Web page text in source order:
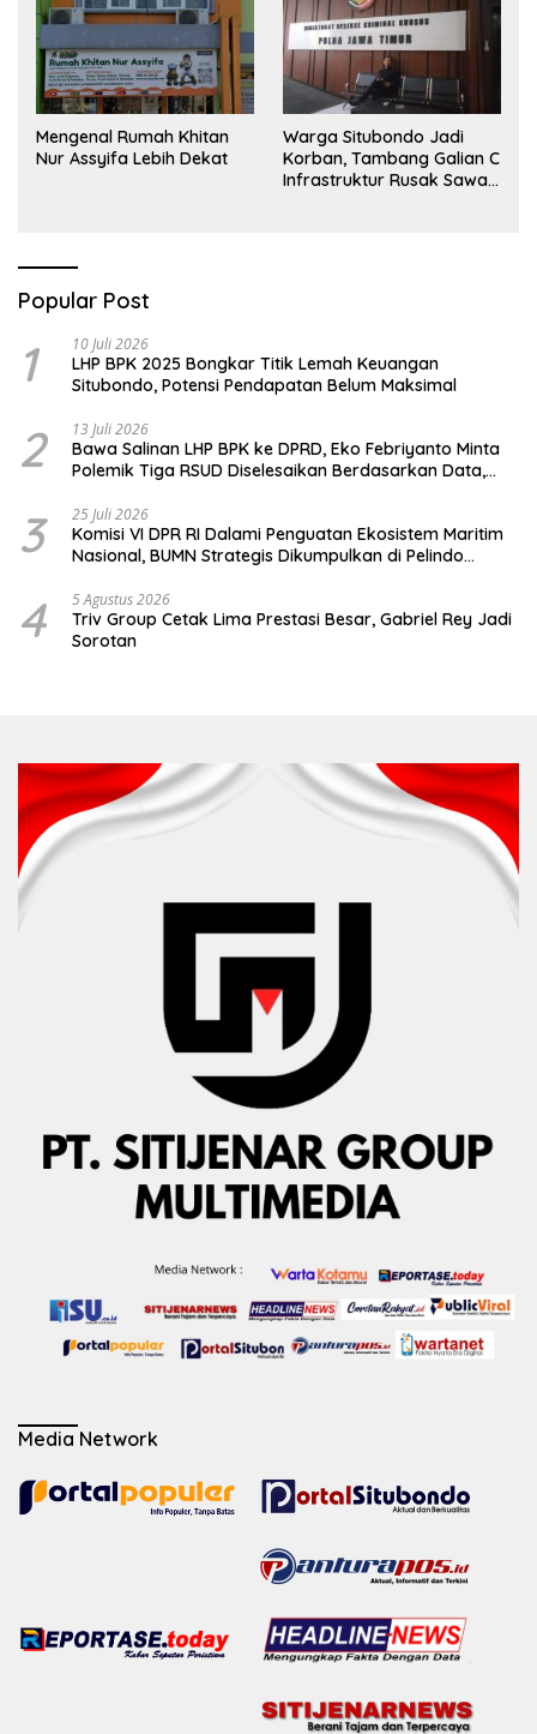
Mengenal Rumah Khitan
Nur Assyifa Lebih Dekat
Warga Situbondo Jadi
Korban, Tambang Galian C
Infrastruktur Rusak Sawah
Popular Post
1 10 Juli 2026
LHP BPK 2025 Bongkar Titik Lemah Keuangan
Situbondo, Potensi Pendapatan Belum Maksimal
2 13 Juli 2026
Bawa Salinan LHP BPK ke DPRD, Eko Febriyanto Minta
Polemik Tiga RSUD Diselesaikan Berdasarkan Data,
3 25 Juli 2026
Komisi VI DPR RI Dalami Penguatan Ekosistem Maritim
Nasional, BUMN Strategis Dikumpulkan di Pelindo
4 5 Agustus 2026
Triv Group Cetak Lima Prestasi Besar, Gabriel Rey Jadi
Sorotan
Media Network